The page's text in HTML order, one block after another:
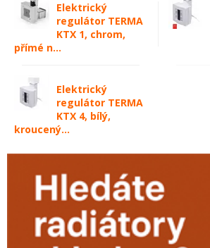
Elektrický
regulátor TERMA
KTX 1, chrom,
přímé n...
Elektrický
regulátor TERMA
KTX 4, bílý,
kroucený...